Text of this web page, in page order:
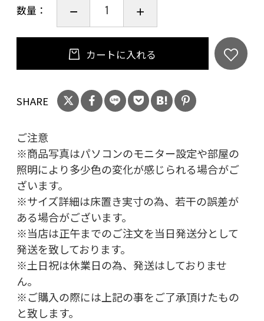
数量：
カートに入れる
SHARE
ご注意
※商品写真はパソコンのモニター設定や部屋の
照明により多少色の変化が感じられる場合がご
ざいます。
※サイズ詳細は床置き実寸の為、若干の誤差が
ある場合がございます。
※当店は正午までのご注文を当日発送分として
発送を致しております。
※土日祝は休業日の為、発送はしておりませ
ん。
※ご購入の際には上記の事をご了承頂けたもの
と致します。